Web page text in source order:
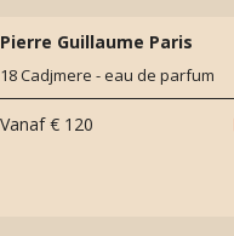
Pierre Guillaume Paris
18 Cadjmere - eau de parfum
Vanaf € 120